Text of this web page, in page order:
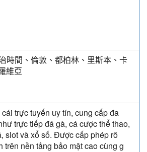
時間、倫敦、都柏林、里斯本、卡
維亞
trực tuyến uy tín, cung cấp đa
trực tiếp đá gà, cá cược thể thao,
slot và xổ số. Được cấp phép rõ
trên nền tảng bảo mật cao cùng g